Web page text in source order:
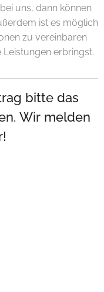
uns, dann können
ist es möglich
zu vereinbaren
erbringst.
bitte das
Wir melden